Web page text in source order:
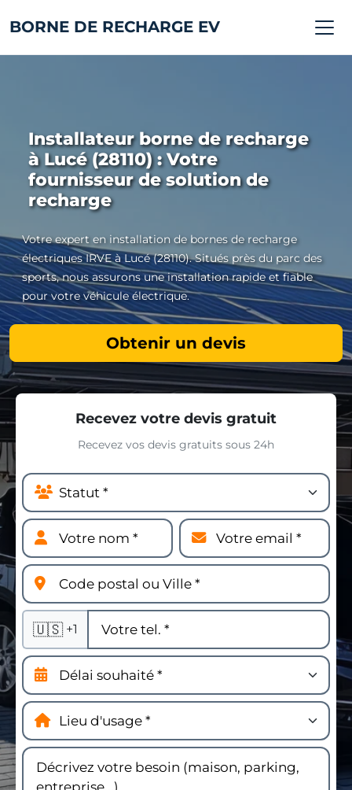
BORNE DE RECHARGE EV
Installateur borne de recharge
à Lucé (28110) : Votre
fournisseur de solution de
recharge
Votre expert en installation de bornes de recharge
électriques IRVE à Lucé (28110). Situés près du parc des
sports, nous assurons une installation rapide et fiable
pour votre véhicule électrique.
Obtenir un devis
Recevez votre devis gratuit
Recevez vos devis gratuits sous 24h
🇺🇸 +1